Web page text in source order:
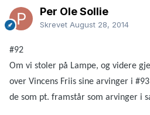
Per Ole Sollie
Skrevet August 28, 2014
#92
Om vi stoler på Lampe, og videre
over Vincens Friis sine arvinger i
de som pt. framstår som arvinger i